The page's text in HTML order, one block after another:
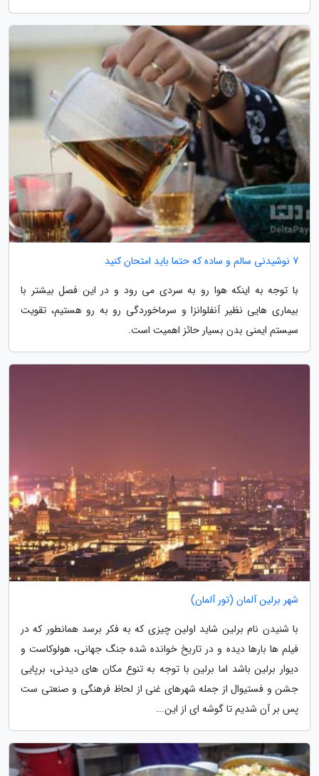
7 نوشیدنی سالم و ساده که حتما باید امتحان کنید
با توجه به اینکه هوا رو به سردی می رود و در این فصل بیشتر با
بیماری هایی نظیر آنفلوانزا و سرماخوردگی رو به رو هستیم، تقویت
سیستم ایمنی بدن بسیار حائز اهمیت است.
شهر برلین آلمان (تور آلمان)
با شنیدن نام برلین شاید اولین چیزی که به فکر برسد همانطور که در
فیلم ها بارها دیده و در تاریخ خوانده شده جنگ جهانی، هولوکاست و
دیوار برلین باشد اما برلین با توجه به تنوع مکان های دیدنی، برپایی
جشن و فستیوال از جمله شهرهای غنی از لحاظ فرهنگی و صنعتی ست
پس بر آن شدیم تا گوشه ای از این...